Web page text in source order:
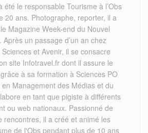
été le responsable Tourisme à l’Obs
20 ans. Photographe, reporter, il a
Magazine Week-end du Nouvel
Après un passage d’un an chez
et Avenir, il se consacre
site Infotravel.fr dont il assure le
à sa formation à Sciences PO
Management des Médias et du
en tant que pigiste à différents
ou web nationaux. Passionné de
rencontres, il a créé et animé les
de l'Obs pendant plus de 10 ans